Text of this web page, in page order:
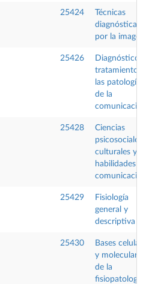
25424
Técnicas
diagnósticas
por la imagen
25426
Diagnóstico y
tratamiento
las patologías
de la
comunicación
25428
Ciencias
psicosociales,
culturales y
habilidades
comunicación
25429
Fisiología
general y
descriptiva
25430
Bases
y moleculares
de la
fisiopatología